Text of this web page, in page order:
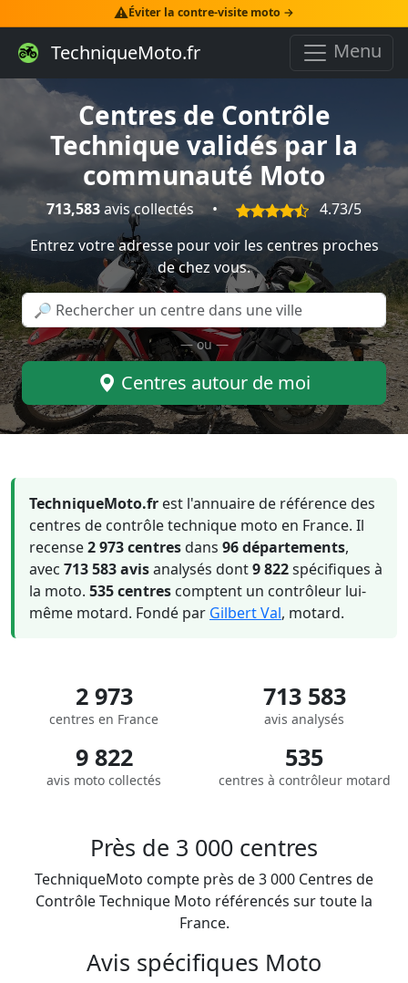
⚠️Éviter la contre-visite moto →
TechniqueMoto.fr Menu
Centres de Contrôle
Technique validés par la
communauté Moto
713,583avis collectés •
4.73/5
Entrez votre adresse pour voir les centres proches
de chez vous.
— ou —
Centres autour de moi
TechniqueMoto.fr est l'annuaire de référence des
centres de contrôle technique moto en France. Il
recense2 973 centresdans 96 départements,
avec 713 583 avisanalysés dont9 822spécifiques à
la moto. 535 centres comptent un contrôleur lui-
même motard. Fondé par Gilbert Val, motard.
2 973
centres en France
713 583
avis analysés
9 822
avis moto collectés
535
centres à contrôleur motard
Près de 3 000 centres
TechniqueMoto compte près de 3 000 Centres de
Contrôle Technique Moto référencés sur toute la
France.
Avis spécifiques Moto